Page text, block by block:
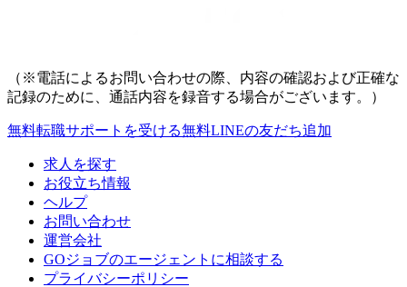
（※電話によるお問い合わせの際、内容の確認および正確な
記録のために、通話内容を録音する場合がございます。）
無料転職サポートを受ける無料LINEの友だち追加
求人を探す
お役立ち情報
ヘルプ
お問い合わせ
運営会社
GOジョブのエージェントに相談する
プライバシーポリシー